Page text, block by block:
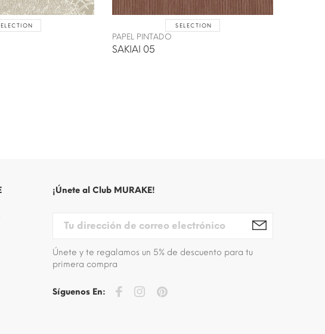
SELECTION
PAPEL PINTADO
SAKIAI 05
¡Únete al Club MURAKE!
Únete y te regalamos un 5% de descuento para tu
primera compra
Síguenos En: